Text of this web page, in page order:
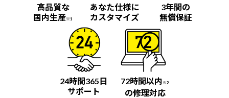
高品質な
国内生産※1
あなた仕様に
カスタマイズ
3年間の
無償保証
24時間365日
サポート
72時間以内 ※2
の修理対応